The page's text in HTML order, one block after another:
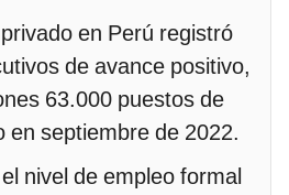
privado en Perú registró
de avance positivo,
63.000 puestos de
en septiembre de 2022.
nivel de empleo formal